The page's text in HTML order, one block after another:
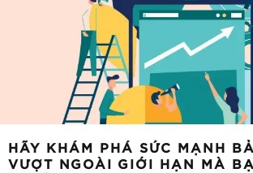
HÃY KHÁM PHÁ SỨC MẠNH
VƯỢT NGOÀI GIỚI HẠN MÀ